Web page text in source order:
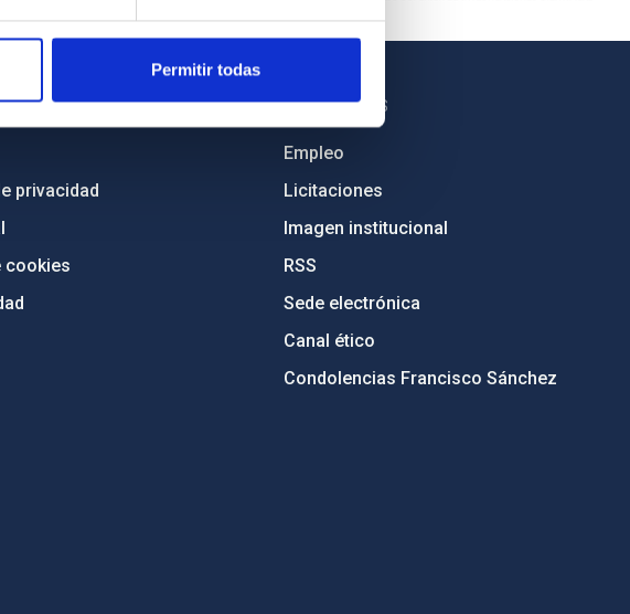
Permitir todas
privacidad
cookies
OTROS ENLACES
Empleo
Licitaciones
Imagen institucional
RSS
Sede electrónica
Canal ético
Condolencias Francisco Sánchez